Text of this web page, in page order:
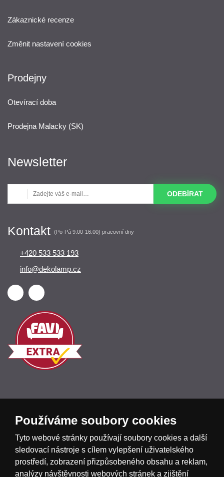
Zákaznické recenze
Změnit nastavení cookies
Prodejny
Otevírací doba
Prodejna Malacky (SK)
Newsletter
ODEBÍRAT
Kontakt (Po-Pá 9:00-16:00) pracovní dny
+420 533 533 193
info@dekolamp.cz
Česká republika Slovensko Deutschland
Magyarország Österreich België
Používáme soubory cookies
Tyto webové stránky používají soubory cookies a další
sledovací nástroje s cílem vylepšení uživatelského
prostředí, zobrazení přizpůsobeného obsahu a reklam,
analýzy návštěvnosti webových stránek a zjištění